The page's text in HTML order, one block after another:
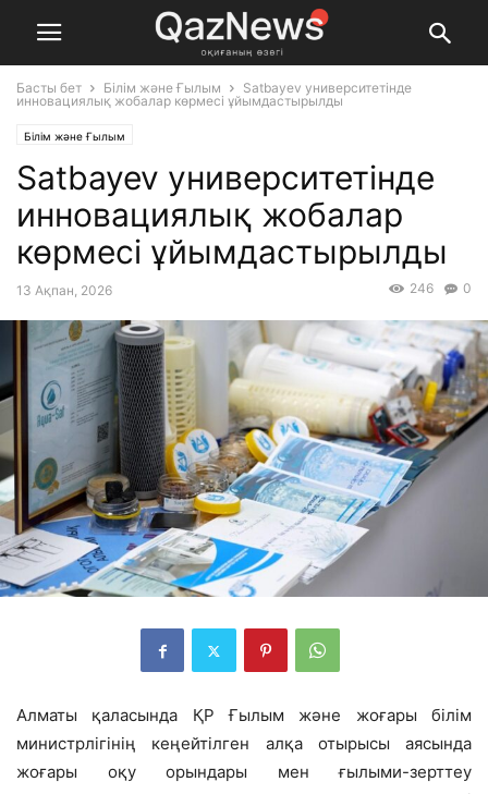
Басты бет Білім және Ғылым
Satbayev университетінде
инновациялық жобалар көрмесі ұйымдастырылды
Білім және Ғылым
Satbayev университетінде
инновациялық жобалар
көрмесі ұйымдастырылды
13 Ақпан, 2026 0
246
Алматы қаласында ҚР Ғылым және жоғары білім
министрлігінің кеңейтілген алқа отырысы аясында
жоғары оқу орындары мен ғылыми-зерттеу